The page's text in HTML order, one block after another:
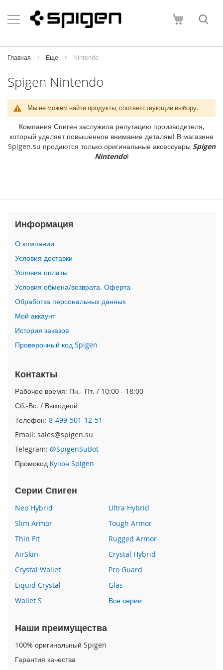
to
Content
Моя
h
o
i
P
h
e
1
M
P
h
o
n
e
1
7
P
r
o
i
o
n
e
A
i
r
i
P
h
e
7
P
h
o
n
1
6
P
o
a
Главная Еще Nintendo
Spigen Nintendo
Мы не можем найти продукты, соответствующие выбору.
Компания Спиген заслужила репутацию производителя,
который уделяет повышенное внимание деталям! В магазине
Spigen.su продаются только оригинальные аксессуары Spigen
Nintendo!
Информация
О компании
Условия доставки
Условия оплаты
Условия обмена/возврата. Оферта
Обработка персональных данных
Мой аккаунт
История заказов
Проверочный код Spigen
Контакты
Рабочее время: Пн.- Пт. / 10:00 - 18:00
Сб.-Вс. / Выходной
Телефон: 8-499-501-12-51
Email: sales@spigen.su
Telegram: @SpigenSuBot
Промокод Купон Spigen
Серии Спиген
Neo Hybrid
Ultra Hybrid
Slim Armor
Tough Armor
Thin Fit
Rugged Armor
AirSkin
Crystal Hybrid
Crystal Wallet
Pro Guard
Liquid Crystal
Glas
Wallet S
Все серии
Наши преимущества
100% оригинальный Spigen
Гарантия качества